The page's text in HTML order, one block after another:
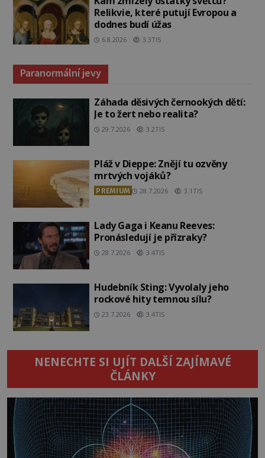
Relikvie, které putují Evropou a
dodnes budí úžas
6.8.2026 3.3TIS
Paranormální jevy
Záhada děsivých černookých dětí:
Je to žert nebo realita?
29.7.2026 3.2TIS
Pláž v Dieppe: Znějí tu ozvěny
mrtvých vojáků?
PREMIUM 28.7.2026 3.1TIS
Lady Gaga i Keanu Reeves:
Pronásledují je přízraky?
28.7.2026 3.4TIS
Hudebník Sting: Vyvolaly jeho
rockové hity temnou sílu?
23.7.2026 3.4TIS
NENECHTE SI UJÍT DALŠÍ ZAJÍMAVÉ
ČLÁNKY